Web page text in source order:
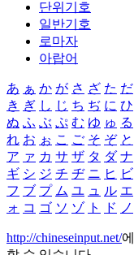
단위기호
일반기호
로마자
아랍어
あ ぁ か が さ ざ た だ
き ぎ し じ ち ぢ に ひ
ぬ ふ ぶ ぷ む ゆ ゅ る
れ お ぉ こ ご そ ぞ と
ア ァ カ サ ザ タ ダ ナ
ギ シ ジ チ ヂ ニ ヒ ビ
フ ブ プ ム ユ ュ ル エ
ォ コ ゴ ソ ゾ ト ド ノ
http://chineseinput.net/